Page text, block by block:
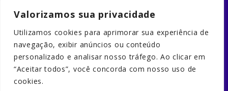
Valorizamos sua privacidade
Utilizamos cookies para aprimorar sua experiência de
navegação, exibir anúncios ou conteúdo
personalizado e analisar nosso tráfego. Ao clicar em
“Aceitar todos”, você concorda com nosso uso de
cookies.
Nossas Redes Sociais